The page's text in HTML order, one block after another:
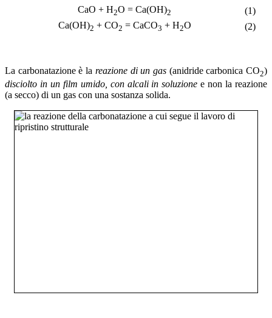
CaO + H2O = Ca(OH)2
(1)
Ca(OH)2 + CO2 = CaCO3 + H2O (2)
La carbonatazione è la reazione di un gas(anidride carbonica CO2)
disciolto in un film umido, con alcali in soluzione e non la reazione
(a secco) di un gas con una sostanza solida.